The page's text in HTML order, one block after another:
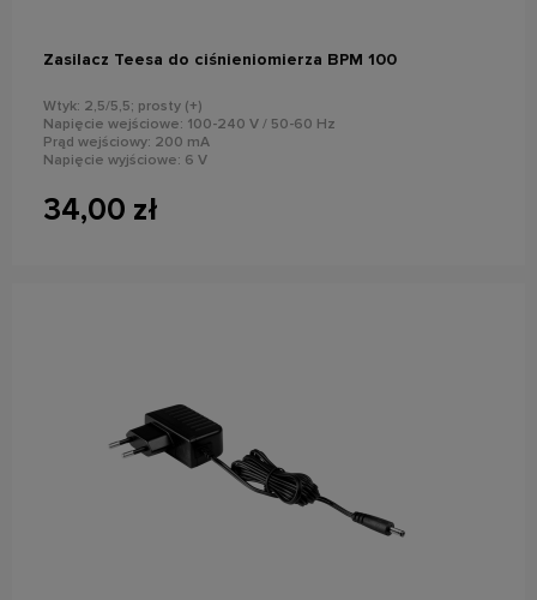
Zasilacz Teesa do ciśnieniomierza BPM 100
Wtyk: 2,5/5,5; prosty (+)
Napięcie wejściowe: 100-240 V / 50-60 Hz
Prąd wejściowy: 200 mA
Napięcie wyjściowe: 6 V
34,00 zł